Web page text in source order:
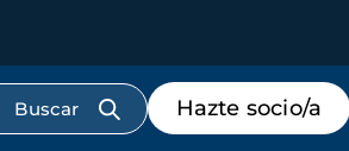
Menú
de
destacados
Hazte socio/a